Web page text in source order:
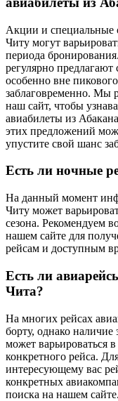
Акции и специальные
Читу могут
периода
регулярно
особенно вне
заблаговременно. Мы
наш сайт, чтобы
авиабилеты из
этих предложений
упустите свой шанс
Есть ли ночные
На данный момент
Читу может
сезона. Рекомендуем
нашем сайте для
рейсам и доступным
Есть ли
Чита?
На многих рейсах
борту, однако
может варьироваться
конкретного рейса.
интересующему вас
конкретных
поиска на нашем сайте.